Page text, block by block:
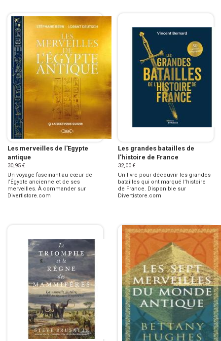
Les merveilles de l'Egypte
antique
30,95 €
Un voyage fascinant au cœur de
l’Égypte ancienne et de ses
merveilles. À commander sur
Divertistore.com
Les grandes batailles de
l'histoire de France
32,00 €
Un livre pour découvrir les grandes
batailles qui ont marqué l’histoire
de France. Disponible sur
Divertistore.com